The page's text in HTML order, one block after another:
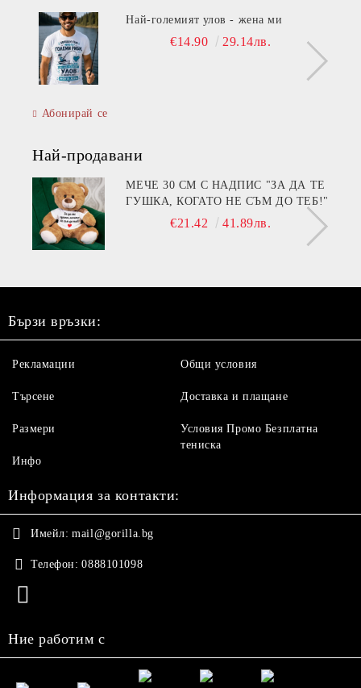
Най-големият улов - жена ми
€14.90 29.14лв.
Абонирай се
Най-продавани
МЕЧЕ 30 СМ С НАДПИС "ЗА ДА ТЕ
ГУШКА, КОГАТО НЕ СЪМ ДО ТЕБ!"
€21.42 41.89лв.
Бързи връзки:
Рекламации
Търсене
Размери
Инфо
Общи условия
Доставка и плащане
Условия Промо Безплатна
тениска
Информация за контакти:
Имейл: mail@gorilla.bg
Телефон: 0888101098
Ние работим с